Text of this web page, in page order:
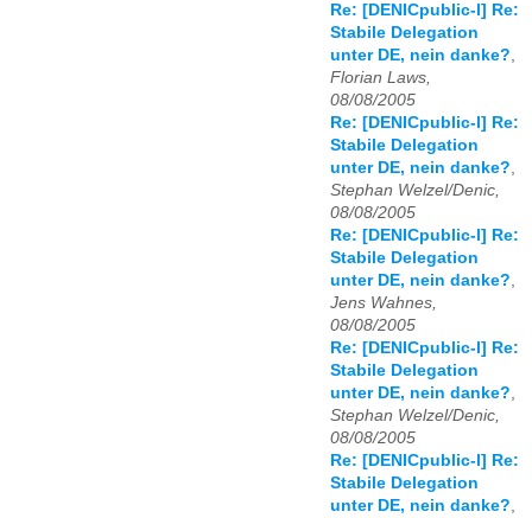
Re: [DENICpublic-l] Re:
Stabile Delegation
unter DE, nein danke?,
Florian Laws,
08/08/2005
Re: [DENICpublic-l] Re:
Stabile Delegation
unter DE, nein danke?,
Stephan Welzel/Denic,
08/08/2005
Re: [DENICpublic-l] Re:
Stabile Delegation
unter DE, nein danke?,
Jens Wahnes,
08/08/2005
Re: [DENICpublic-l] Re:
Stabile Delegation
unter DE, nein danke?,
Stephan Welzel/Denic,
08/08/2005
Re: [DENICpublic-l] Re:
Stabile Delegation
unter DE, nein danke?,